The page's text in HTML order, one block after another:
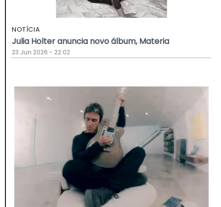
NOTÍCIA
Julia Holter anuncia novo álbum, Materia
23 Jun 2026 - 22:02